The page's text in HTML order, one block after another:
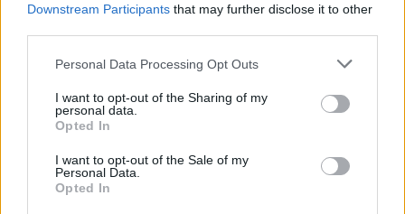
Downstream Participants that may further disclose it to other
Please note that this website/app uses one or more Google
not limited to your visit or usage behaviour. You may click to
grant or deny consent to Google and its third-party tags to
use your data for below specified purposes in below Google
consent section.
Personal Data Processing Opt Outs
I want to opt-out of the Sharing of my
personal data.
Opted In
I want to opt-out of the Sale of my
Personal Data.
Opted In
NEWS